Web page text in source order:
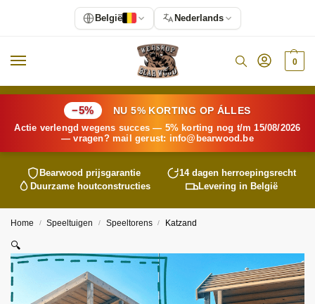
0
−5% NU 5% KORTING OP ÁLLES
Actie verlengd wegens succes — 5% korting nog t/m 15/08/2026
— vragen? mail gerust: info@ bearwood.be
Bearwood prijsgarantie
14 dagen herroepingsrecht
Duurzame houtconstructies
Levering in België
Home / Speeltuigen / Speeltorens / Katzand
🔍
België Nederlands